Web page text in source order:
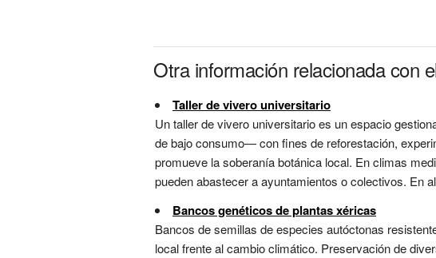
Otra información relacionada con
Taller de vivero universitario
Un taller de vivero universitario es un espacio
de bajo consumo— con fines de reforestación,
promueve la soberanía botánica local. En climas
pueden abastecer a ayuntamientos o colectivos. En
Bancos genéticos de plantas xéricas
Bancos de semillas de especies autóctonas
local frente al cambio climático. Preservación de